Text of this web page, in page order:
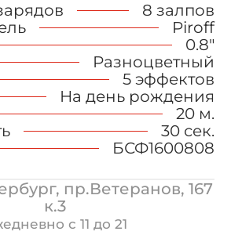
8 залпов
Piroff
0.8"
Разноцветный
5 эффектов
На день рождения
20 м.
30 сек.
БСФ1600808
пр.Ветеранов, 167
к.3
с 11 до 21